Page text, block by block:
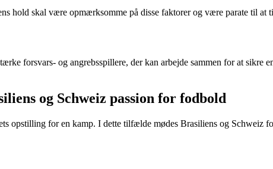
hold skal være opmærksomme på disse faktorer og være parate til at
forsvars- og angrebsspillere, der kan arbejde sammen for at sikre
og Schweiz passion for fodbold
opstilling for en kamp. I dette tilfælde mødes Brasiliens og Schweiz